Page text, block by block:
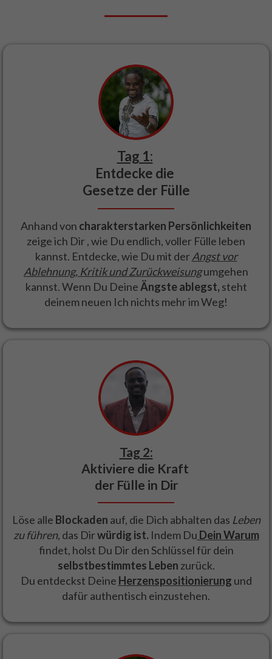
Tag 1:
Entdecke die
Gesetze der Fülle
Anhand von charakterstarken Persönlichkeiten
zeige ich Dir , wie Du endlich, voller Fülle leben
kannst. Entdecke, wie Du mit derAngst vor
Ablehnung, Kritik und Zurückweisungumgehen
kannst. Wenn Du DeineÄngste ablegst, steht
deinem neuen Ich nichts mehr im Weg!
Tag 2:
Aktiviere die Kraft
der Fülle in Dir
Löse alle Blockaden auf, die Dich abhalten das Leben
zu führen, das Dirwürdig ist. Indem Du Dein Warum
findet, holst Du Dir den Schlüssel für dein
selbstbestimmtes Leben zurück.
Du entdeckst Deine Herzenspositionierung und
dafür authentisch einzustehen.